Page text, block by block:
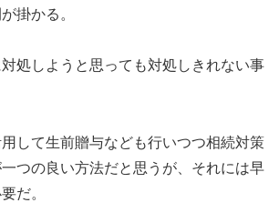
掛かる。
処しようと思っても対処しきれない事
して生前贈与なども行いつつ相続対策
つの良い方法だと思うが、それには早
だ。